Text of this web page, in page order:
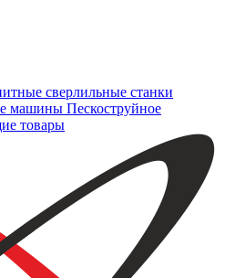
сверлильные станки
машины Пескоструйное
товары